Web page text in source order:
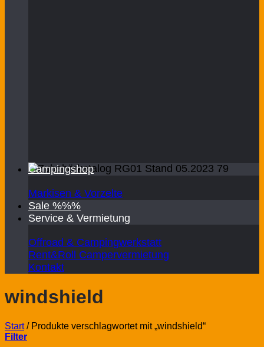
Campingshop
Markisen & Vorzelte
Sale %%%
Service & Vermietung
Offroad & Campingwerkstatt
Rent&Roll Campervermietung
Kontakt
windshield
Start /Produkte verschlagwortet mit „windshield“
Filter